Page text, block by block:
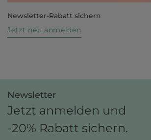
Newsletter-Rabatt sichern
Jetzt neu anmelden
Newsletter
Jetzt anmelden und
-20% Rabatt sichern.